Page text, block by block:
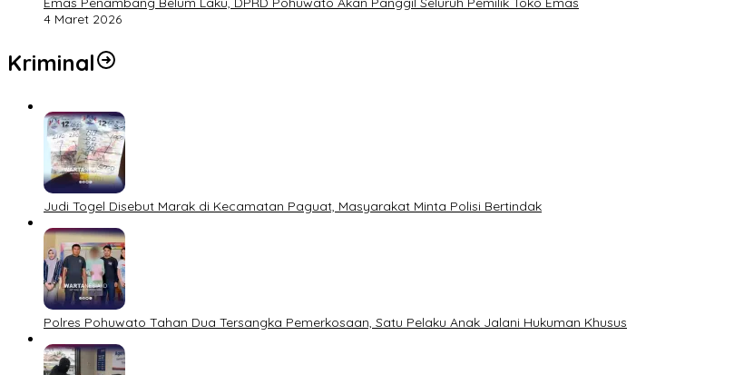
4 Maret 2026
Kriminal
Judi Togel Disebut Marak di Kecamatan Paguat, Masyarakat Minta Polisi Bertindak
Polres Pohuwato Tahan Dua Tersangka Pemerkosaan, Satu Pelaku Anak Jalani Hukuman Khusus